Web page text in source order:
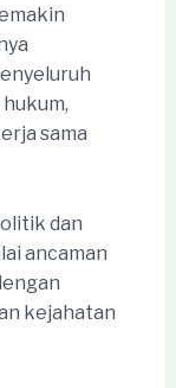
sama
dan
ancaman
kejahatan